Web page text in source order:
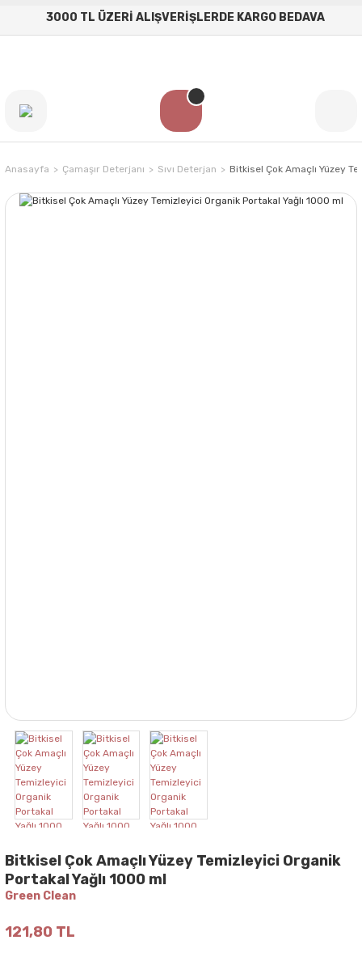
3000 TL ÜZERİ ALIŞVERİŞLERDE KARGO BEDAVA
Anasayfa Çamaşır Deterjanı Sıvı Deterjan Bitkisel Çok Amaçlı Yüzey
Bitkisel Çok Amaçlı Yüzey Temizleyici Organik
Portakal Yağlı 1000 ml
Green Clean
121,80 TL